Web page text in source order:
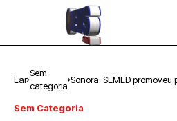
Lar
Sem
categoria
Sonora: SEMED
Sem Categoria